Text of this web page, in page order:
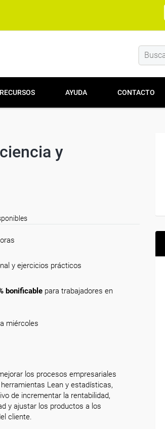
RECURSOS AYUDA CONTACTO
y
y ejercicios prácticos
bonificable para trabajadores en
miércoles
los procesos empresariales
Lean y estadísticas,
de incrementar la rentabilidad,
y ajustar los productos a los
cliente.